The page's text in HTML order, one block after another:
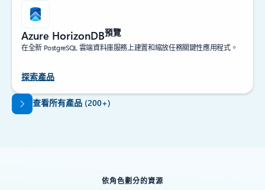
Azure HorizonDB預覽
在全新 PostgreSQL 雲端資料庫服務上建置和縮放任務關鍵性應用程式。
探索產品
回到索引標籤
查看所有產品 (200+)
依角色劃分的資源